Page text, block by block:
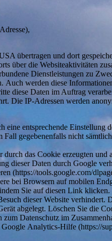
übertragen und dort
über die Websiteaktivitäten
Dienstleistungen zu
Auch werden diese
diese Daten im Auftrag
Die IP-Adressen werden
eine entsprechende Einstellung
Fall gegebenenfalls nicht
durch das Cookie erzeugten
dieser Daten durch Google
(https://tools.google.com/
bei Browsern auf mobilen
Sie auf diesen Link
dieser Website
abgelegt. Löschen Sie die
Datenschutz im
Analytics-Hilfe (https://